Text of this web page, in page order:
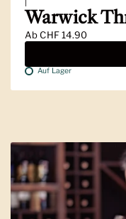
Warwick
AbCHF 14.90
Auf Lager